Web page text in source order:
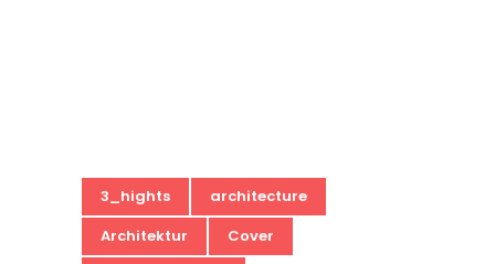
3_hights
architecture
Architektur
Cover